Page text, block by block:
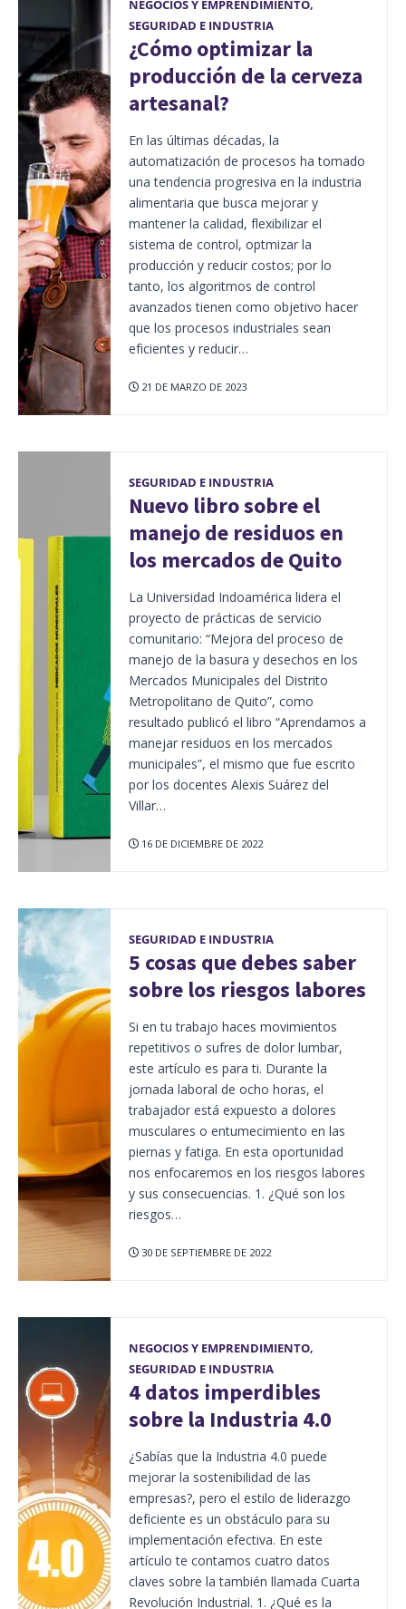
NEGOCIOS Y EMPRENDIMIENTO,
SEGURIDAD E INDUSTRIA
¿Cómo optimizar la
producción de la cerveza
artesanal?
En las últimas décadas, la
automatización de procesos ha tomado
una tendencia progresiva en la industria
alimentaria que busca mejorar y
mantener la calidad, flexibilizar el
sistema de control, optmizar la
producción y reducir costos; por lo
tanto, los algoritmos de control
avanzados tienen como objetivo hacer
que los procesos industriales sean
eficientes y reducir…
21 DE MARZO DE 2023
SEGURIDAD E INDUSTRIA
Nuevo libro sobre el
manejo de residuos en
los mercados de Quito
La Universidad Indoamérica lidera el
proyecto de prácticas de servicio
comunitario: “Mejora del proceso de
manejo de la basura y desechos en los
Mercados Municipales del Distrito
Metropolitano de Quito”, como
resultado publicó el libro “Aprendamos a
manejar residuos en los mercados
municipales”, el mismo que fue escrito
por los docentes Alexis Suárez del
Villar…
16 DE DICIEMBRE DE 2022
SEGURIDAD E INDUSTRIA
5 cosas que debes saber
sobre los riesgos labores
Si en tu trabajo haces movimientos
repetitivos o sufres de dolor lumbar,
este artículo es para ti. Durante la
jornada laboral de ocho horas, el
trabajador está expuesto a dolores
musculares o entumecimiento en las
piernas y fatiga. En esta oportunidad
nos enfocaremos en los riesgos labores
y sus consecuencias. 1. ¿Qué son los
riesgos…
30 DE SEPTIEMBRE DE 2022
NEGOCIOS Y EMPRENDIMIENTO,
SEGURIDAD E INDUSTRIA
4 datos imperdibles
sobre la Industria 4.0
¿Sabías que la Industria 4.0 puede
mejorar la sostenibilidad de las
empresas?, pero el estilo de liderazgo
deficiente es un obstáculo para su
implementación efectiva. En este
artículo te contamos cuatro datos
claves sobre la también llamada Cuarta
Revolución Industrial. 1. ¿Qué es la